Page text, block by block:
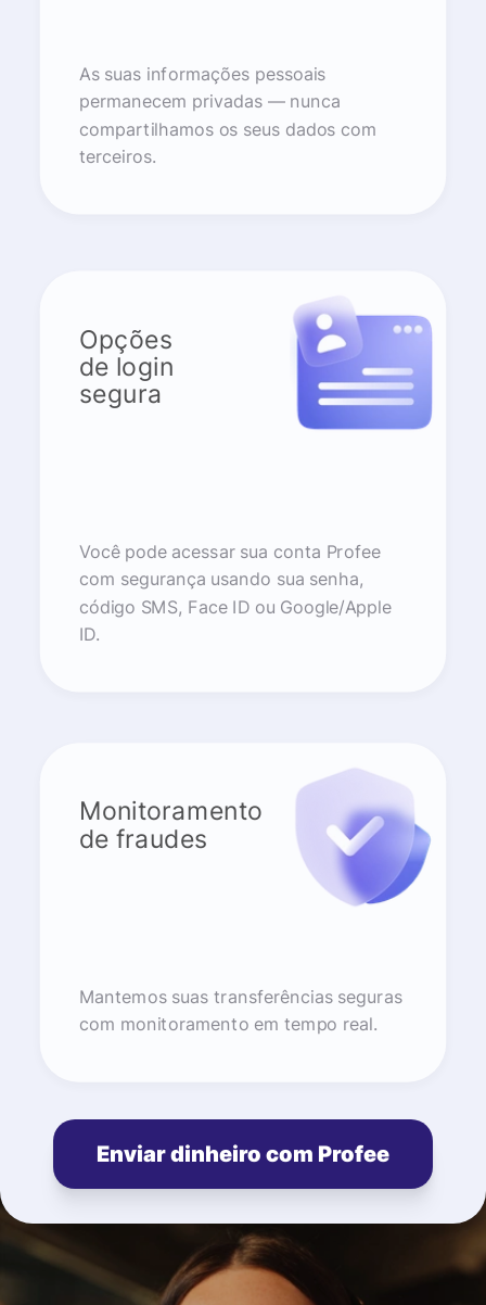
As suas informações pessoais
permanecem privadas — nunca
compartilhamos os seus dados com
terceiros.
Opções
de login
segura
Você pode acessar sua conta Profee
com segurança usando sua senha,
código SMS, Face ID ou Google/Apple
ID.
Monitoramento
de fraudes
Mantemos suas transferências seguras
com monitoramento em tempo real.
Enviar dinheiro com Profee